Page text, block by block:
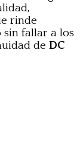
rinde
sin fallar a los
de DC